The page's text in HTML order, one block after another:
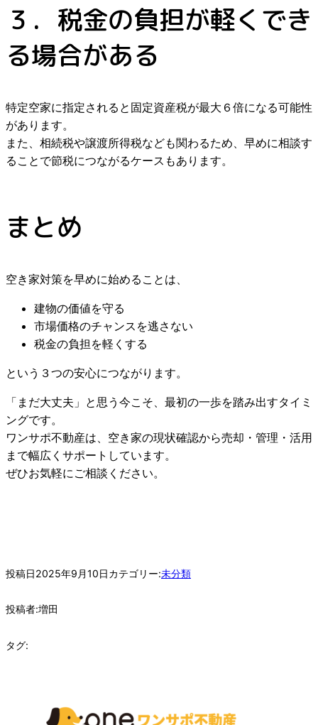
３．税金の負担が軽くでき
る場合がある
特定空家に指定されると固定資産税が最大６倍になる可能性
があります。
また、相続税や譲渡所得税なども関わるため、早めに相談す
ることで節税につながるケースもあります。
まとめ
空き家対策を早めに始めることは、
建物の価値を守る
市場価格のチャンスを逃さない
税金の負担を軽くする
という３つの安心につながります。
「まだ大丈夫」と思う今こそ、最初の一歩を踏み出すタイミ
ングです。
ワンサポ不動産は、空き家の現状確認から売却・管理・活用
まで幅広くサポートしています。
ぜひお気軽にご相談ください。
投稿日2025年9月10日カテゴリー:未分類
投稿者:増田
タグ: